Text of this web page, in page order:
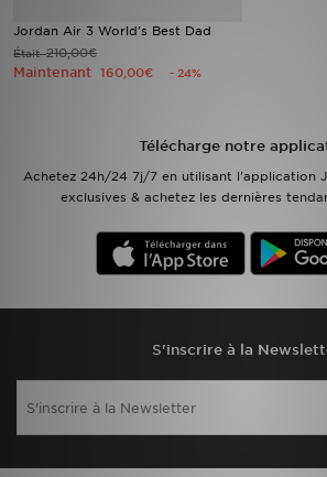
Jordan Air 3 World's Best Dad
Était210,00€
Maintenant 160,00€ - 24%
Télécharge notre
Achetez 24h/24 7j/7 en utilisant l'application
exclusives & achetez les dernières
S'inscrire à la
Sports
Service client
Nos Magasins
Télécharge l'Appli